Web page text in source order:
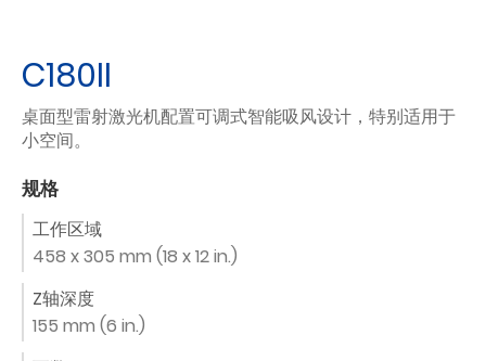
C180II
桌面型雷射激光机配置可调式智能吸风设计，特别适用于
小空间。
规格
工作区域
458 x 305 mm (18 x 12 in.)
Z轴深度
155 mm (6 in.)